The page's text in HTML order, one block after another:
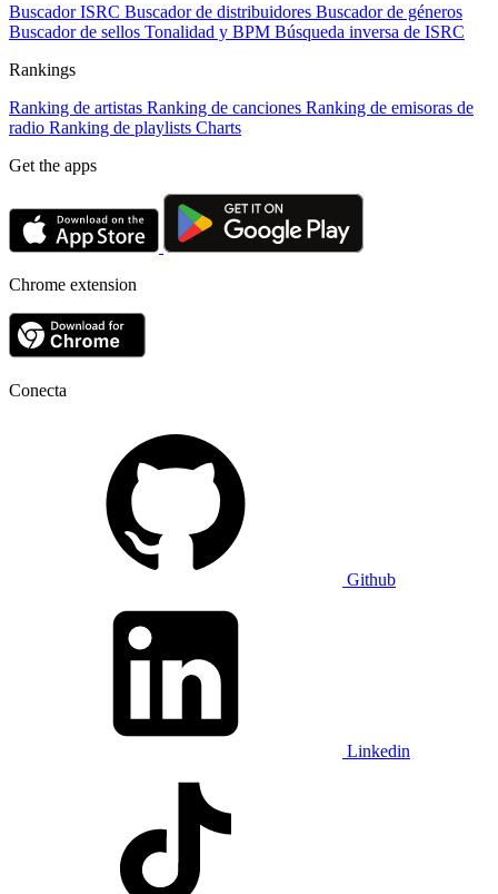
Buscador ISRC Buscador de distribuidores Buscador de géneros
Buscador de sellos Tonalidad y BPM Búsqueda inversa de ISRC
Rankings
Ranking de artistas Ranking de canciones Ranking de emisoras de
radio Ranking de playlists Charts
Get the apps
Chrome extension
Conecta
Github
Linkedin